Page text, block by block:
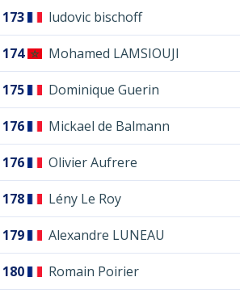
173 ludovic bischoff
174 Mohamed LAMSIOUJI
175 Dominique Guerin
176 Mickael de Balmann
176 Olivier Aufrere
178 Lény Le Roy
179 Alexandre LUNEAU
180 Romain Poirier